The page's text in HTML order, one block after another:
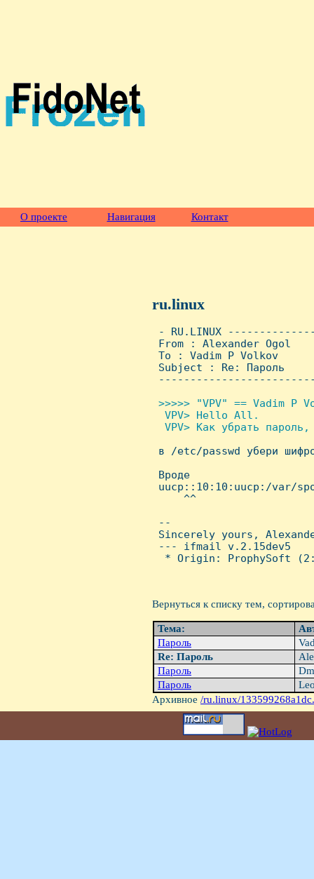
О проекте Навигация Контакт
ru.linux
- RU.LINUX
From : Alexander
To : Vadim P Volkov
Subject : Re: Пароль
>>>>> "VPV" == Vadim P
  VPV> Hello All.
VPV> Как убpать
в /etc/passwd убери
Вроде
uucp::10:10:uucp:/var/
     ^^
--
Sincerely yours,
--- ifmail v.2.15dev5
* Origin: ProphySoft
Вернуться к списку тем,
Тема:
Пароль
Re: Пароль
Пароль
Пароль
Архивное /ru.linux/